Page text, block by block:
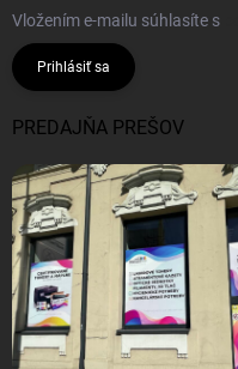
Vložením e-mailu súhlasíte s
Prihlásiť sa
PREDAJŇA PREŠOV